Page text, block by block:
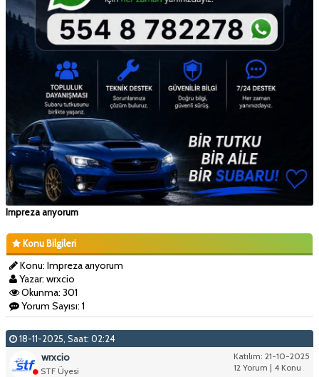
Impreza arıyorum
Konu Bilgileri
Konu: Impreza arıyorum
Yazar: wrxcio
Okunma: 301
Yorum Sayısı: 1
18-11-2025, Saat: 02:24
Katılım: 21-10-2025
12 Yorum | 4 Konu
wrxcio
STF Üyesi